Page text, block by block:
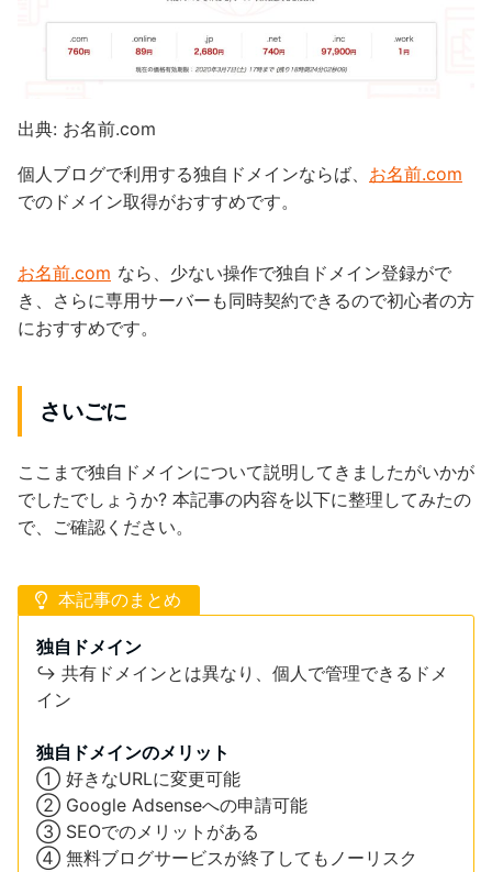
出典: お名前.com
個人ブログで利用する独自ドメインならば、 お名前.com
でのドメイン取得がおすすめです。
お名前.com なら、少ない操作で独自ドメイン登録がで
き、さらに専用サーバーも同時契約できるので初心者の方
におすすめです。
さいごに
ここまで独自ドメインについて説明してきましたがいかが
でしたでしょうか? 本記事の内容を以下に整理してみたの
で、ご確認ください。
本記事のまとめ
独自ドメイン
↪︎ 共有ドメインとは異なり、個人で管理できるドメ
イン
独自ドメインのメリット
① 好きなURLに変更可能
② Google Adsenseへの申請可能
③ SEOでのメリットがある
④ 無料ブログサービスが終了してもノーリスク